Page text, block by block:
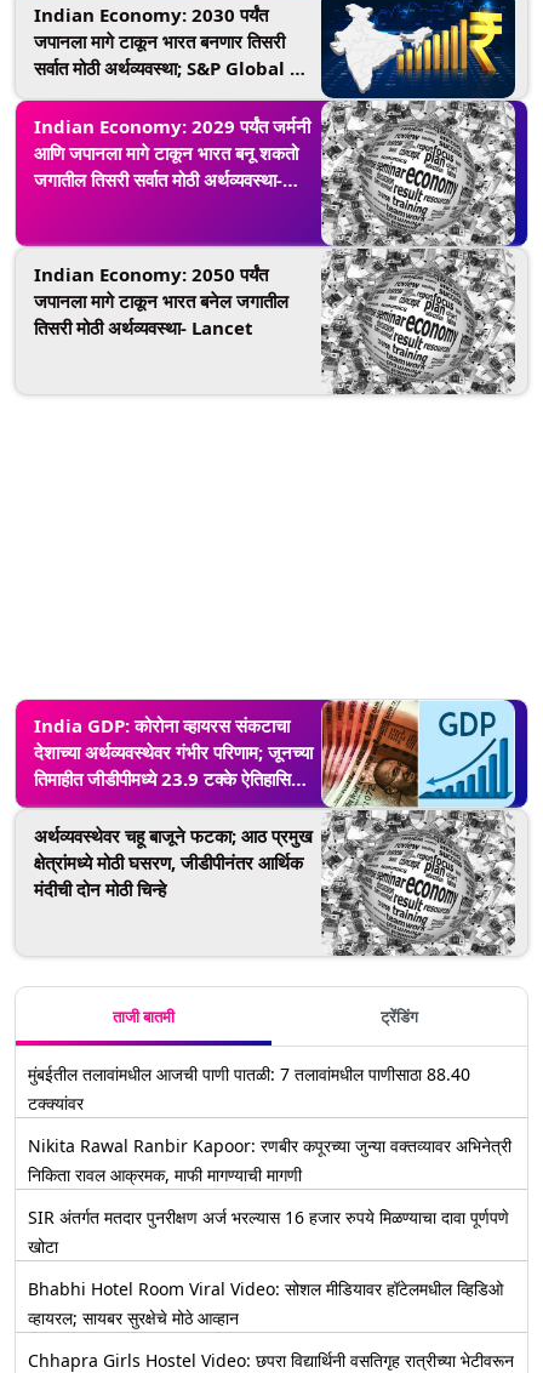
Indian Economy: 2030 पर्यंत
जपानला मागे टाकून भारत बनणार तिसरी
सर्वात मोठी अर्थव्यवस्था; S&P Global चा
Indian Economy: 2029 पर्यंत जर्मनी
आणि जपानला मागे टाकून भारत बनू शकतो
जगातील तिसरी सर्वात मोठी अर्थव्यवस्था-
Indian Economy: 2050 पर्यंत
जपानला मागे टाकून भारत बनेल जगातील
तिसरी मोठी अर्थव्यवस्था- Lancet
India GDP: कोरोना व्हायरस संकटाचा
देशाच्या अर्थव्यवस्थेवर गंभीर परिणाम; जूनच्या
तिमाहीत जीडीपीमध्ये 23.9 टक्के ऐतिहासिक
घट
अर्थव्यवस्थेवर चहू बाजूने फटका; आठ प्रमुख
क्षेत्रांमध्ये मोठी घसरण, जीडीपीनंतर आर्थिक
मंदीची दोन मोठी चिन्हे
ताजी बातमी ट्रेंडिंग
मुंबईतील तलावांमधील आजची पाणी पातळी: 7 तलावांमधील पाणीसाठा 88.40
टक्क्यांवर
Nikita Rawal Ranbir Kapoor: रणबीर कपूरच्या जुन्या वक्तव्यावर अभिनेत्री
निकिता रावल आक्रमक, माफी मागण्याची मागणी
SIR अंतर्गत मतदार पुनरीक्षण अर्ज भरल्यास 16 हजार रुपये मिळण्याचा दावा पूर्णपणे
खोटा
Bhabhi Hotel Room Viral Video: सोशल मीडियावर हॉटेलमधील व्हिडिओ
व्हायरल; सायबर सुरक्षेचे मोठे आव्हान
Chhapra Girls Hostel Video: छपरा विद्यार्थिनी वसतिगृह रात्रीच्या भेटीवरून